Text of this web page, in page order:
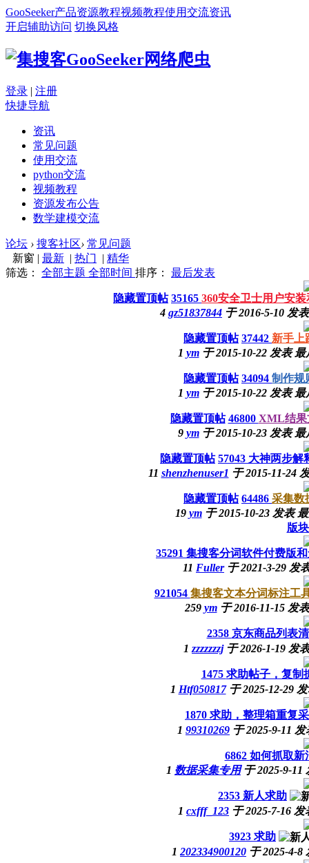
GooSeeker产品资源教程视频教程使用交流资讯
开启辅助访问 切换风格
登录 | 注册
快捷导航
资讯
常见问题
使用交流
python交流
视频教程
资源发布公告
数学建模交流
论坛 › 搜客社区› 常见问题
新窗 | 最新 | 热门 | 精华
筛选： 全部主题 全部时间 排序： 最后发表
隐藏置顶帖 35165 360安全卫士用户安
4 gz51837844 于2016-5-10 发表
隐藏置顶帖 37442 新手
1 ym 于2015-10-22发表 最
隐藏置顶帖 34094 制作规
1 ym 于2015-10-22发表 最
隐藏置顶帖 46800 XML结果
9 ym 于2015-10-23发表 最
隐藏置顶帖 57043 大神两步解
11 shenzhenuser1 于2015-11-24
隐藏置顶帖 64486 采集数
19 ym 于2015-10-23发表
版
35291 集搜客分词软件付费版
11 Fuller 于2021-3-29 发
921054 集搜客文本分词标注工
259 ym 于2016-11-15发表
2358 京东商品列表
1 zzzzzzzj 于2026-1-19 发
1475 求助帖子，复制
1 Htf050817 于2025-12-29发
1870 求助，整理箱重复
1 99310269 于2025-9-11 发
6862 如何抓取新
1 数据采集专用 于2025-9-11
2353 新人求助
1 cxfff_123 于2025-7-16 发
3923 求助
1 202334900120 于2025-4-8